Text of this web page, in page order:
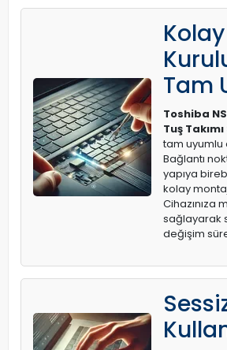
Kolay
Tam
Toshiba
Tuş
tam uyumlu
Bağlantı
yapıya
kolay
Cihazınıza
sağlayarak
değişim